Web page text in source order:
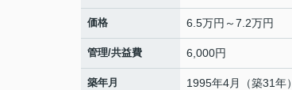
価格 6.5万円～7.2万円
管理/共益費 6,000円
築年月 1995年4月（築31年）